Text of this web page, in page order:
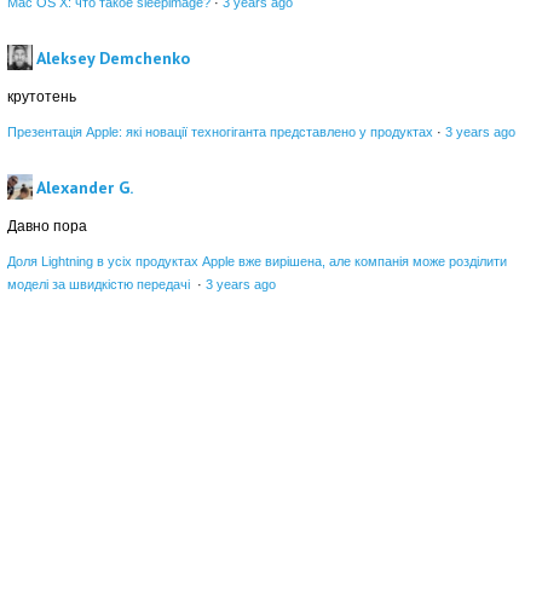
Aleksey Demchenko
крутотень
Презентація Apple: які новації техногіганта представлено у продуктах · 3 years ago
Alexander G.
Давно пора
Доля Lightning в усіх продуктах Apple вже вирішена, але компанія може розділити
моделі за швидкістю передачі · 3 years ago